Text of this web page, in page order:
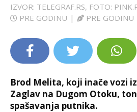
EXTRA
IZVOR: TELEGRAF.RS, FOTO:
PRE GODINU | PRE GODINU
Brod Melita, koji inače vozi
Zaglav na Dugom Otoku,
spašavanja putnika.